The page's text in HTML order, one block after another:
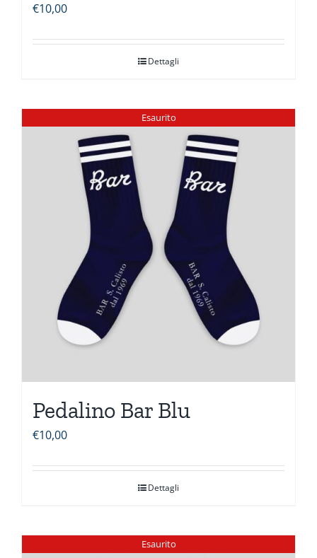
€10,00
Dettagli
Esaurito
Pedalino Bar Blu
€10,00
Dettagli
Esaurito